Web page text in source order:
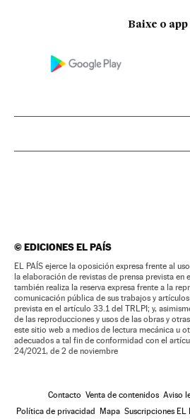
Baixe o app
©EDICIONES EL PAÍS
EL PAÍS ejerce la oposición expresa frente al
la elaboración de revistas de prensa prevista en
también realiza la reserva expresa frente a la
comunicación pública de sus trabajos y
prevista en el artículo 33.1 del TRLPI; y,
de las reproducciones y usos de las obras y
este sitio web a medios de lectura mecánica u
adecuados a tal fin de conformidad con el
24/2021, de 2 de noviembre
Contacto Venta de contenidos Aviso
Política de privacidad Mapa Suscripciones EL